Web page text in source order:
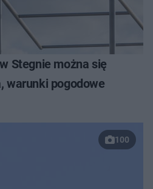
Stegnie można się
warunki pogodowe
100